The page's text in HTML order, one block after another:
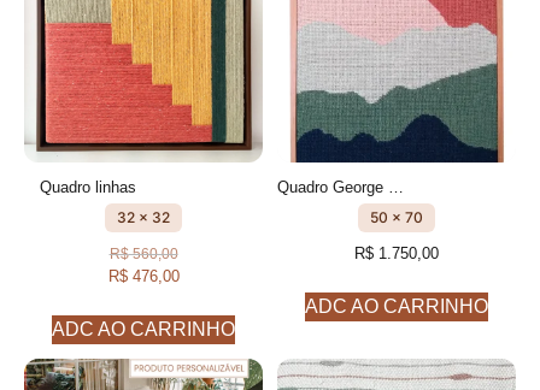
Quadro linhas
32 x 32
R$560,00
R$476,00
ADC AO CARRINHO
Quadro George Bordado à mão
50 x 70
R$ 1.750,00
ADC AO CARRINHO